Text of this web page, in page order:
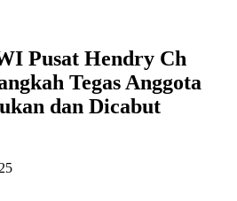
Pusat Hendry Ch
Tegas Anggota
dan Dicabut